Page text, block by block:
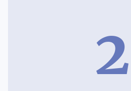
2